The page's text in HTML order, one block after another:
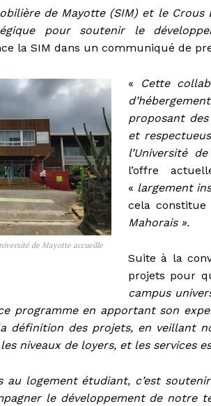
de Mayotte (SIM) et le
pour soutenir le
la SIM dans un communiqué de
de Mayotte accueille
« Cette
proposant
et
l’Université
l’offre
« largement
cela constitue
Mahorais ».
Suite à la
projets pour
campus
programme en apportant son
définition des projets, en veillant
niveaux de loyers, et les services
au logement étudiant, c’est
le développement de notre